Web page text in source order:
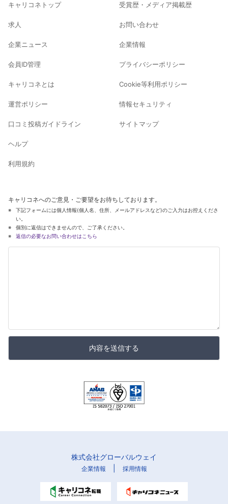
キャリコネトップ
求人
企業ニュース
会員ID管理
キャリコネとは
運営ポリシー
口コミ投稿ガイドライン
ヘルプ
利用規約
受賞歴・メディア掲載歴
お問い合わせ
企業情報
プライバシーポリシー
Cookie等利用ポリシー
情報セキュリティ
サイトマップ
キャリコネへのご意見・ご要望をお待ちしております。
下記フォームには個人情報(個人名、住所、メールアドレスなど)のご入力はお控えくださ
い。
個別に返信はできませんので、ご了承ください。
返信の必要なお問い合わせはこちら
内容を送信する
株式会社グローバルウェイ
企業情報 採用情報